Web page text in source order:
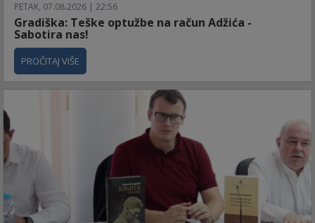
PETAK, 07.08.2026 | 22:56
Gradiška: Teške optužbe na račun Adžića -
Sabotira nas!
PROČITAJ VIŠE